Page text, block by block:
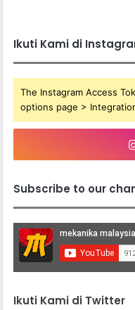
Ikuti Kami di
The Instagram Access
options page >
Subscribe to our
Ikuti Kami di Twitter